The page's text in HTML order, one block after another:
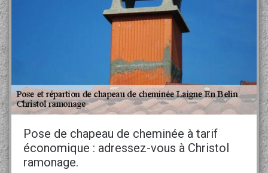
Pose de chapeau de cheminée à tarif
économique : adressez-vous à Christol
ramonage.